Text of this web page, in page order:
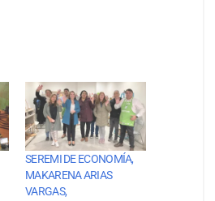
SEREMI DE ECONOMÍA,
MAKARENA ARIAS
VARGAS,